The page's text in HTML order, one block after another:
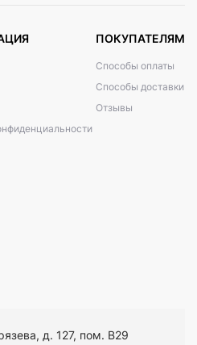
ПОКУПАТЕЛЯМ
Способы оплаты
Способы доставки
Отзывы
д. 127, пом. В29